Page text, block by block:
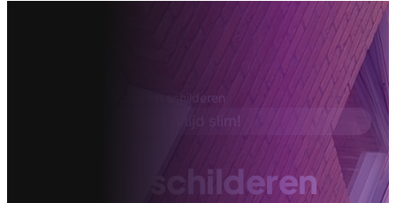
Kozijnen schilderen
Da's altijd slim!
Kozijnen schilderen